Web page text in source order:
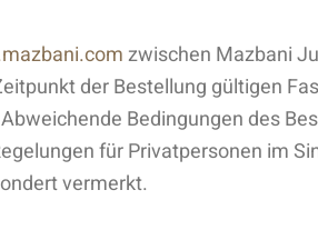
zwischen Mazbani
der Bestellung gültigen
Bedingungen des
für Privatpersonen im
vermerkt.